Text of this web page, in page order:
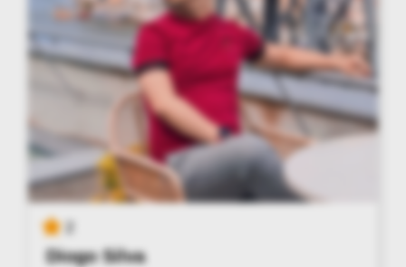
Diogo Silva